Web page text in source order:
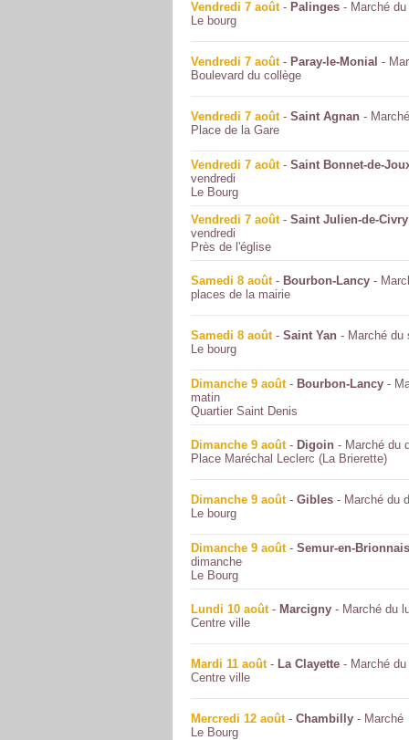
Vendredi 7 août- Palinges - Marché
Le bourg
Vendredi 7 août- Paray-le-Monial -
Boulevard du collège
Vendredi 7 août- Saint Agnan -
Place de la Gare
Vendredi 7 août- Saint Bonnet-de-
vendredi
Le Bourg
Vendredi 7 août- Saint Julien-de-Civry
vendredi
Près de l'église
Samedi 8 août- Bourbon-Lancy -
places de la mairie
Samedi 8 août- Saint Yan - Marché du
Le bourg
Dimanche 9 août- Bourbon-Lancy -
matin
Quartier Saint Denis
Dimanche 9 août- Digoin - Marché du
Place Maréchal Leclerc (La Brierette)
Dimanche 9 août- Gibles - Marché du
Le bourg
Dimanche 9 août- Semur-en-Brionnais
dimanche
Le Bourg
Lundi 10 août- Marcigny - Marché du
Centre ville
Mardi 11 août- La Clayette - Marché du
Centre ville
Mercredi 12 août- Chambilly - Marché
Le Bourg